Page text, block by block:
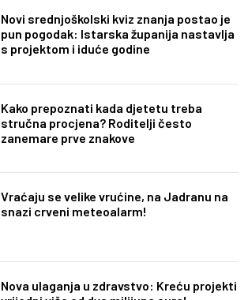
Novi srednjoškolski kviz znanja postao je
pun pogodak: Istarska županija nastavlja
s projektom i iduće godine
Kako prepoznati kada djetetu treba
stručna procjena? Roditelji često
zanemare prve znakove
Vraćaju se velike vrućine, na Jadranu na
snazi crveni meteoalarm!
Nova ulaganja u zdravstvo: Kreću projekti